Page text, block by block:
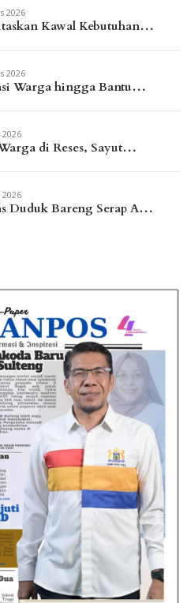
2026
Kawal Kebutuhan…
2026
Warga hingga Bantu…
di Reses, Sayut…
Duduk Bareng Serap A…